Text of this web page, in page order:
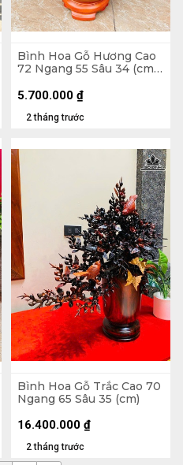
Bình Hoa Gỗ Hương Cao
72 Ngang 55 Sâu 34 (cm)
2 tháng trước
5.700.000 ₫
Bình Hoa Gỗ Trắc Cao 70
Ngang 65 Sâu 35 (cm)
2 tháng trước
16.400.000 ₫